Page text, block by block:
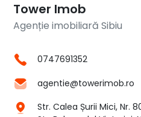
Tower Imob
Agenție imobiliară Sibiu
0747691352
agentie@towerimob.ro
Str. Calea Șurii Mici, Nr.